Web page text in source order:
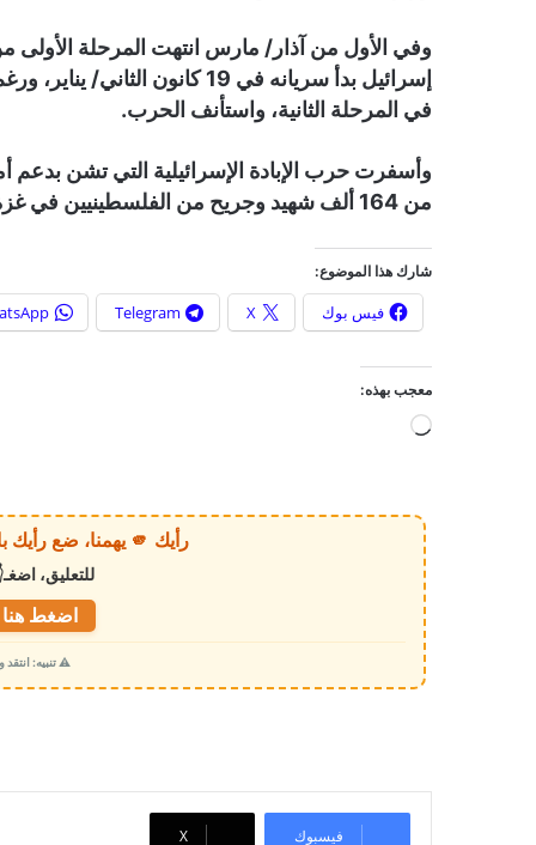
وفي الأول من آذار/ مارس انتهت المرحلة
إسرائيل بدأ سريانه في 19
في المرحلة الثانية، واستأنف الحرب.
من 164 ألف شهيد وجريح من الفلسطينيين في غزة، معظمهم أطفال ونساء، وما يزيد على 14 ألف مفقود.
شارك هذا الموضوع:
فيس بوك X
Telegram
معجب بهذه:
ي
ح
رأيك 🫵 يهمنا، ضع رأيك بالخبر أو الموقع بكل وضوح وصراحة!
للتعليق،
اضغط هنا
⚠️ تنبيه:
فيسبوك ‫X